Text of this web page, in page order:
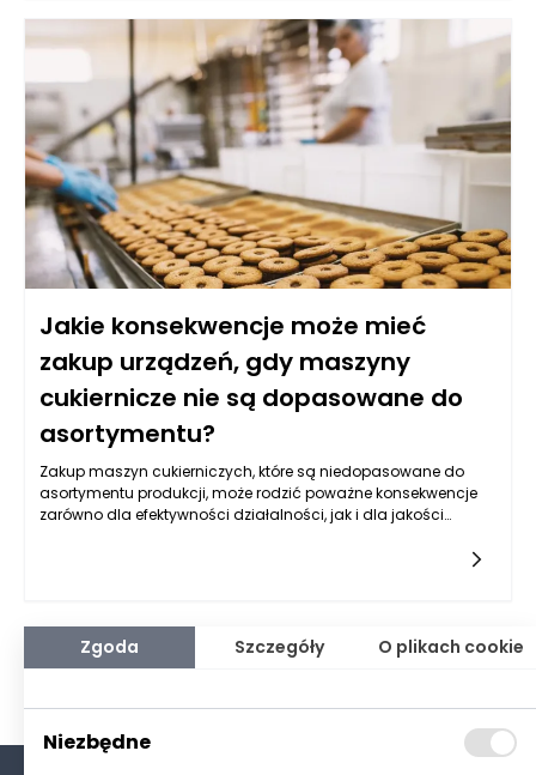
Jakie konsekwencje może mieć
zakup urządzeń, gdy maszyny
cukiernicze nie są dopasowane do
asortymentu?
Zakup maszyn cukierniczych, które są niedopasowane do
asortymentu produkcji, może rodzić poważne konsekwencje
zarówno dla efektywności działalności, jak i dla jakości
cukierniczej, właściwe dostosowanie maszyn do oferowanych
produkcyjnych, mogą pojawić się problemy z jakością
wyrobów, co z kolei wpływa na reputację marki i jej pozycję na
rynku. Niezadowolenie klientów, którzy oczekują wysokiej
oraz zysków, co w dłuższym czasie może zagrażać całemu
przedsięwzięciu.
Zgoda Szczegóły O plikach cookie
Niezbędne